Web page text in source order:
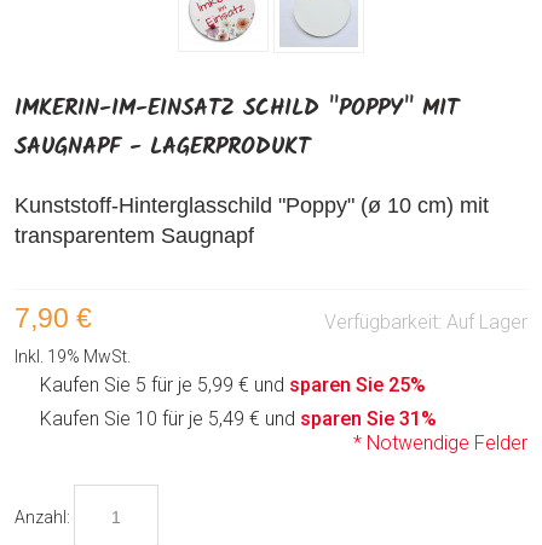
IMKERIN-IM-EINSATZ SCHILD "POPPY" MIT
SAUGNAPF - LAGERPRODUKT
Kunststoff-Hinterglasschild "Poppy" (ø 10 cm) mit
transparentem Saugnapf
Verfügbarkeit: Auf Lager
7,90 €
Inkl. 19% MwSt.
Kaufen Sie 5 für je 5,99 € und sparen Sie 25%
Kaufen Sie 10 für je 5,49 € und sparen Sie 31 %
* Notwendige Felder
Anzahl: